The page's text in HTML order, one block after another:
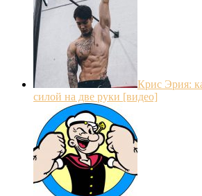
Крис Эрия:
силой на две руки [видео]